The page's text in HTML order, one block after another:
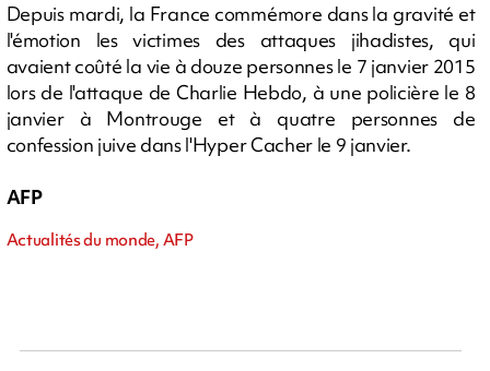
Depuis mardi, la France commémore dans la gravité et
l'émotion les victimes des attaques jihadistes, qui
avaient coûté la vie à douze personnes le 7 janvier 2015
lors de l'attaque de Charlie Hebdo, à une policière le 8
janvier à Montrouge et à quatre personnes de
confession juive dans l'Hyper Cacher le 9 janvier.
AFP
Actualités du monde, AFP